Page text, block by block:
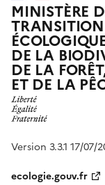
MINISTÈRE
TRANSITION
DE LA
DE LA
ET DE LA
Version 3.3.1 17/07/
ecologie.gouv.fr